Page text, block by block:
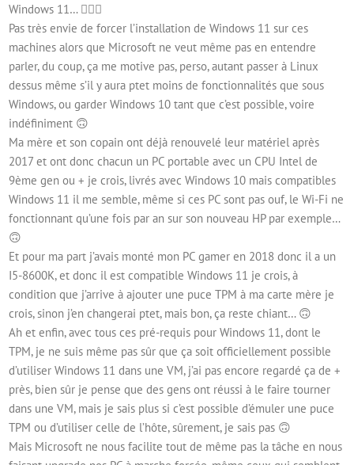
Windows 11… 🤦🏻‍♂️
Pas très envie de forcer l’installation de Windows 11 sur ces
machines alors que Microsoft ne veut même pas en entendre
parler, du coup, ça me motive pas, perso, autant passer à Linux
dessus même s’il y aura ptet moins de fonctionnalités que sous
Windows, ou garder Windows 10 tant que c’est possible, voire
indéfiniment 🙃
Ma mère et son copain ont déjà renouvelé leur matériel après
2017 et ont donc chacun un PC portable avec un CPU Intel de
9ème gen ou + je crois, livrés avec Windows 10 mais compatibles
Windows 11 il me semble, même si ces PC sont pas ouf, le Wi-Fi ne
fonctionnant qu’une fois par an sur son nouveau HP par exemple…
🙃
Et pour ma part j’avais monté mon PC gamer en 2018 donc il a un
I5-8600K, et donc il est compatible Windows 11 je crois, à
condition que j’arrive à ajouter une puce TPM à ma carte mère je
crois, sinon j’en changerai ptet, mais bon, ça reste chiant… 🙃
Ah et enfin, avec tous ces pré-requis pour Windows 11, dont le
TPM, je ne suis même pas sûr que ça soit officiellement possible
d’utiliser Windows 11 dans une VM, j’ai pas encore regardé ça de +
près, bien sûr je pense que des gens ont réussi à le faire tourner
dans une VM, mais je sais plus si c’est possible d’émuler une puce
TPM ou d’utiliser celle de l’hôte, sûrement, je sais pas 🙃
Mais Microsoft ne nous facilite tout de même pas la tâche en nous